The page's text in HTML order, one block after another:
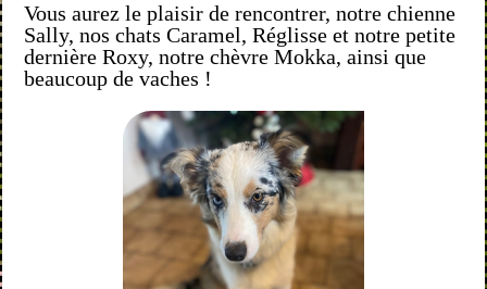
Vous aurez le plaisir de rencontrer, notre chienne
Sally, nos chats Caramel, Réglisse et notre petite
dernière Roxy, notre chèvre Mokka, ainsi que
beaucoup de vaches !